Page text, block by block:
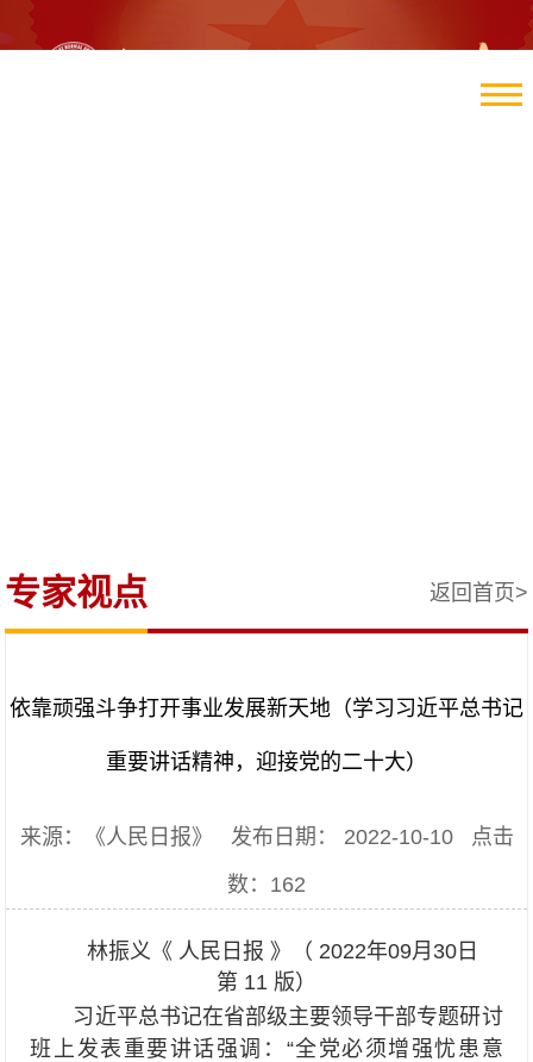
专家视点 返回首页>
依靠顽强斗争打开事业发展新天地（学习习近平总书记
重要讲话精神，迎接党的二十大）
来源：《人民日报》 发布日期： 2022-10-10 点击
数： 162
林振义《 人民日报 》（ 2022年09月30日
第 11 版）
习近平总书记在省部级主要领导干部专题研讨
班上发表重要讲话强调：“全党必须增强忧患意